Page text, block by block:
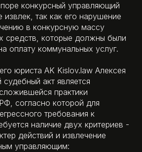
конкурсный управляющий
извлек, так как его нарушение
в конкурсную массу
средств, которые должны были
оплату коммунальных услуг.
юриста AK Kislov.law Алексея
акт является
практики
согласно которой для
требования к
наличие двух критериев -
действий и извлечение
управляющим: